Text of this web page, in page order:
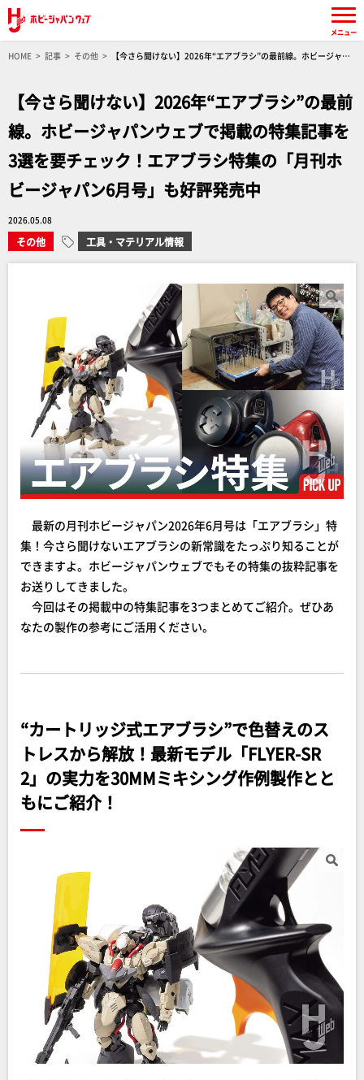
HOME 記事 その他
【今さら聞けない】2026年“エアブラシ”の最前線。ホビージャパ
【今さら聞けない】2026年“エアブラシ”の最前
線。ホビージャパンウェブで掲載の特集記事を
3選を要チェック！エアブラシ特集の「月刊ホ
ビージャパン6月号」も好評発売中
2026.05.08
その他 工具・マテリアル情報
最新の月刊ホビージャパン2026年6月号は「エアブラシ」特
集！今さら聞けないエアブラシの新常識をたっぷり知ることが
できますよ。ホビージャパンウェブでもその特集の抜粋記事を
お送りしてきました。
今回はその掲載中の特集記事を3つまとめてご紹介。ぜひあ
なたの製作の参考にご活用ください。
“カートリッジ式エアブラシ”で色替えのス
トレスから解放！最新モデル「FLYER-SR
2」の実力を30MMミキシング作例製作とと
もにご紹介！
メニュー